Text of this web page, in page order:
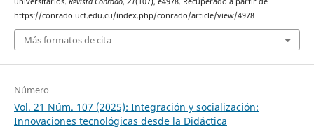
https://conrado.ucf.edu.cu/index.php/conrado/article/view/4978
Más formatos de cita
Número
Vol. 21 Núm. 107 (2025): Integración y socialización:
Innovaciones tecnológicas desde la Didáctica